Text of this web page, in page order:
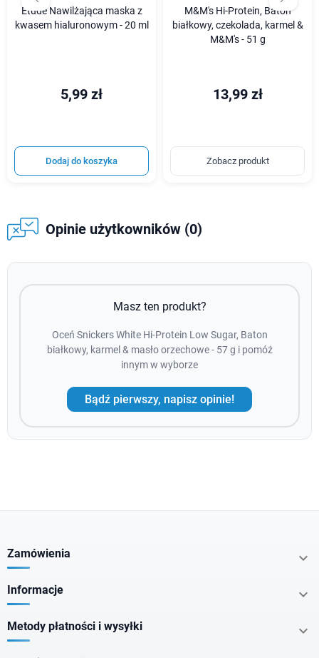
Etude Nawilżająca maska z
kwasem hialuronowym - 20 ml
5,99 zł
Dodaj do koszyka
M&M's Hi-Protein, Baton
białkowy, czekolada, karmel &
M&M's - 51 g
13,99 zł
Zobacz produkt
Opinie użytkowników (0)
Masz ten produkt?
Oceń Snickers White Hi-Protein Low Sugar, Baton
białkowy, karmel & masło orzechowe - 57 g i pomóż
innym w wyborze
Bądź pierwszy, napisz opinie!
Zamówienia 
Informacje 
Metody płatności i wysyłki 